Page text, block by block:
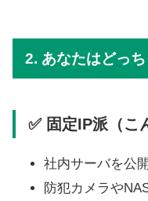
2. あなたはどっ
✅ 固定IP派（こ
社内サーバを公
防犯カメラや